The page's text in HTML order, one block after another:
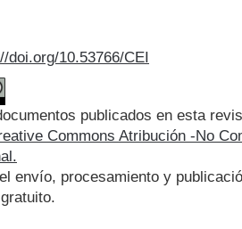
doi.org/10.53766/CEI
publicados en esta
Commons Atribución -No
envío, procesamiento y